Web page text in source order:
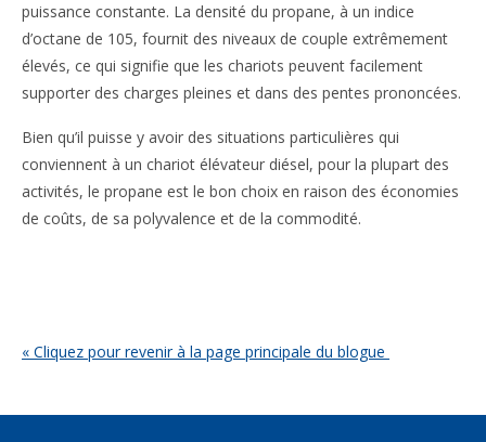
puissance constante. La densité du propane, à un indice
d’octane de 105, fournit des niveaux de couple extrêmement
élevés, ce qui signifie que les chariots peuvent facilement
supporter des charges pleines et dans des pentes prononcées.
Bien qu’il puisse y avoir des situations particulières qui
conviennent à un chariot élévateur diésel, pour la plupart des
activités, le propane est le bon choix en raison des économies
de coûts, de sa polyvalence et de la commodité.
« Cliquez pour revenir à la page principale du blogue